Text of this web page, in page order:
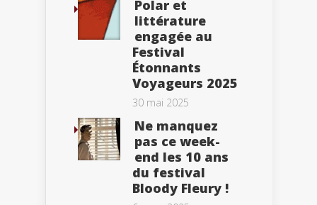
Polar et
littérature
engagée au
Festival
Étonnants
Voyageurs 2025
30 mai 2025
Ne manquez
pas ce week-
end les 10 ans
du festival
Bloody Fleury !